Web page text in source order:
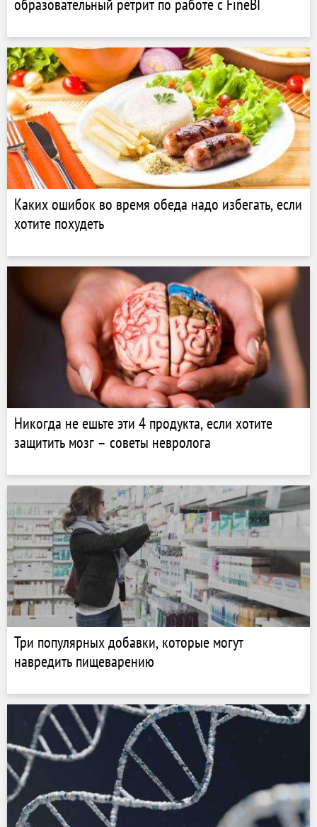
образовательный ретрит по работе с FineBI
Каких ошибок во время обеда надо избегать, если
хотите похудеть
Никогда не ешьте эти 4 продукта, если хотите
защитить мозг – советы невролога
Три популярных добавки, которые могут
навредить пищеварению